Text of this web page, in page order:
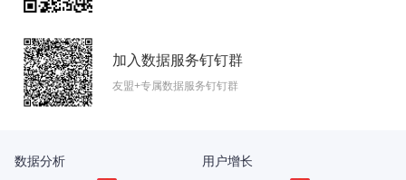
加入数据服务钉钉群
友盟+专属数据服务钉钉群
数据分析 用户增长